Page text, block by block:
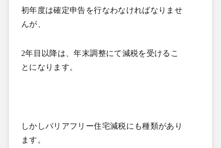
初年度は確定申告を行なわなければなりませ
んが、
2年目以降は、年末調整にて減税を受けるこ
とになります。
しかしバリアフリー住宅減税にも種類があり
ます。